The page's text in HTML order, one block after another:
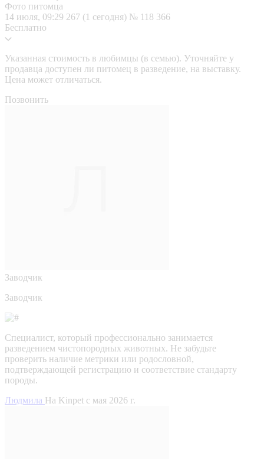
Фото питомца
14 июля, 09:29 267 (1 сегодня) № 118 366
Бесплатно
Указанная стоимость в любимцы (в семью). Уточняйте у
продавца доступен ли питомец в разведение, на выставку.
Цена может отличаться.
Позвонить
Заводчик
Заводчик
Специалист, который профессионально занимается
разведением чистопородных животных. Не забудьте
проверить наличие метрики или родословной,
подтверждающей регистрацию и соответствие стандарту
породы.
Людмила На Kinpet c мая 2026 г.